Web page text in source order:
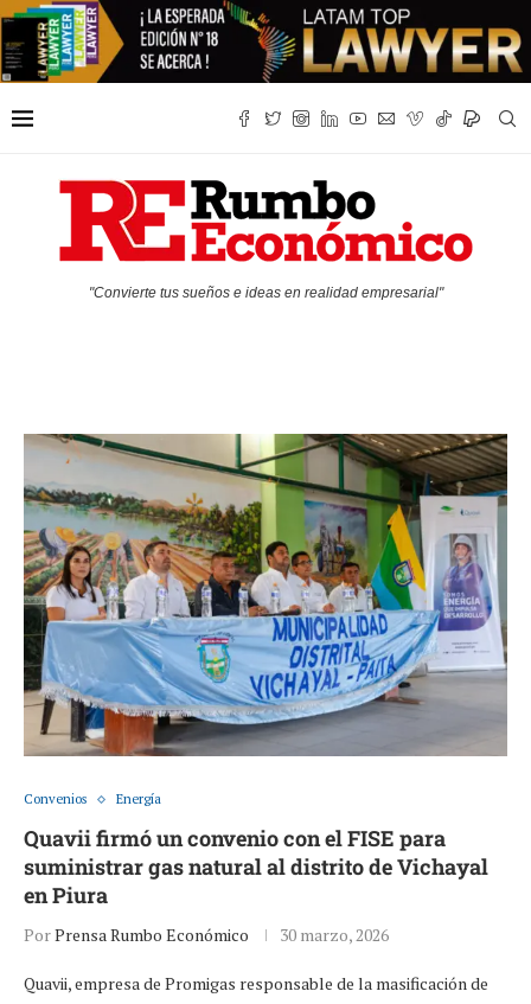
"Convierte tus sueños e ideas en realidad empresarial"
Convenios Energía
Quavii firmó un convenio con el FISE para
suministrar gas natural al distrito de Vichayal
en Piura
PorPrensa Rumbo Económico 30 marzo, 2026
Quavii, empresa de Promigas responsable de la masificación de